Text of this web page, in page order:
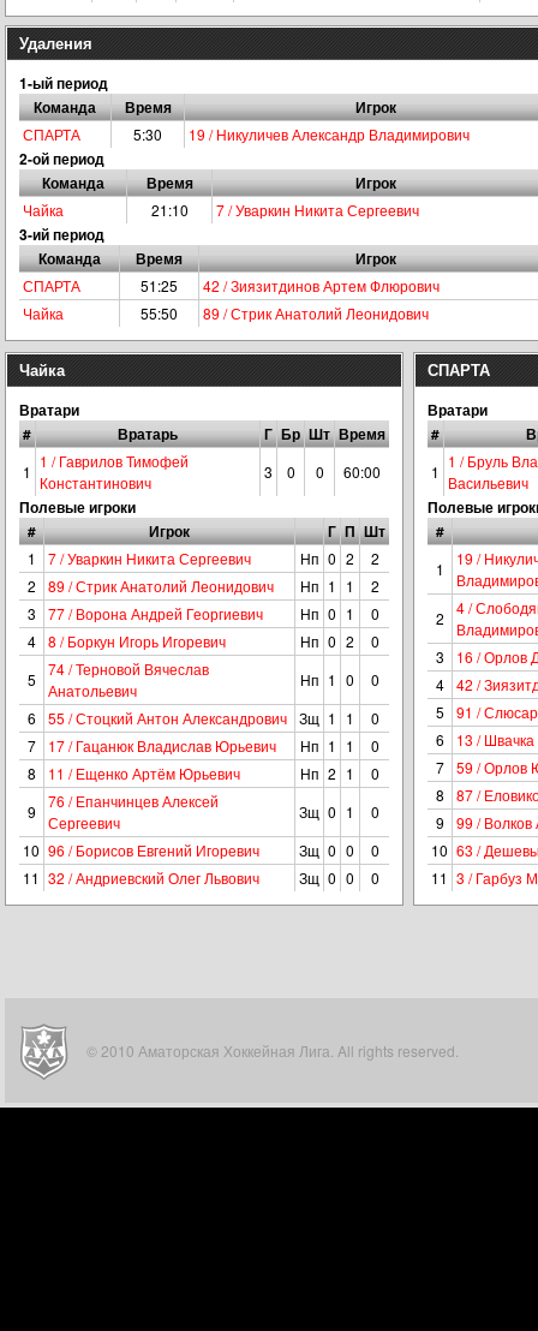
Удаления
1-ый период
Команда
Время Игрок
СПАРТА 5:30 19 / Никуличев Александр Владимирович
2-ой период
Команда
Время Игрок
Чайка 21:10 7 / Уваркин Никита Сергеевич
3-ий период
Команда
Время Игрок
СПАРТА 51:25
42 / Зиязитдинов Артем Флюрович
Чайка
55:50 89 / Стрик Анатолий Леонидович
Чайка
Вратари
#
Вратарь Г Бр Шт Время
1
1 / Гаврилов Тимофей
Константинович
3 0 0 60:00
Полевые игроки
#
Игрок Г П Шт
1 7 / Уваркин Никита Сергеевич Нп 0 2
2
2
89 / Стрик Анатолий Леонидович Нп 1 1
2
3
77 / Ворона Андрей Георгиевич Нп 0 1
0
4
8 / Боркун Игорь Игоревич Нп 0 2
0
5
74 / Терновой Вячеслав
Анатольевич
Нп 1 0
0
6
55 / Стоцкий Антон Александрович Зщ 1 1
0
7
17 / Гацанюк Владислав Юрьевич Нп 1 1
0
8
11 / Ещенко Артём Юрьевич Нп 2 1
0
9
76 / Епанчинцев Алексей
Сергеевич
Зщ 0 1
0
10 96 / Борисов Евгений Игоревич Зщ 0 0
0
11 32 / Андриевский Олег Львович Зщ 0 0 0
СПАРТА
Вратари
#
1
1 / Бруль
Васильевич
Полевые
#
1
19 /
2
4 /
3
16 / Орлов
4
42 /
5
91 /
6
13 /
7
59 / Орлов
8
87 /
9
99 / Волков
10 63 /
11 3 / Гарбуз
© 2010 Аматорская Хоккейная Лига. All rights reserved.